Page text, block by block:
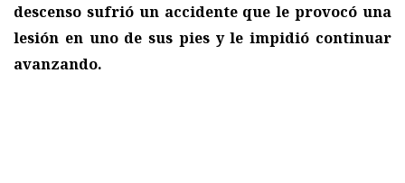
descenso sufrió un accidente que le provocó una
lesión en uno de sus pies y le impidió continuar
avanzando.